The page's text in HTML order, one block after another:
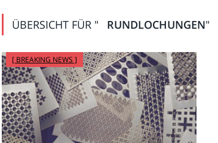
ÜBERSICHT FÜR " RUNDLOCHUNGEN"
[ BREAKING NEWS ]